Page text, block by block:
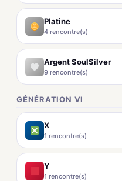
Platine
4 rencontre(s)
Argent SoulSilver
9 rencontre(s)
GÉNÉRATION VI
X
1 rencontre(s)
Y
1 rencontre(s)